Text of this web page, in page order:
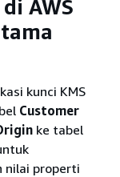
AWS
kunci KMS
Customer
ke tabel
nilai properti